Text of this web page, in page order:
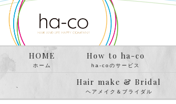
HOME
ホーム
How to ha-co
ha-coのサービス
Hair make & Bridal
ヘアメイク＆ブライダル